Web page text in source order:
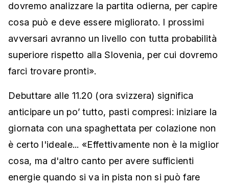
dovremo analizzare la partita odierna, per capire
cosa può e deve essere migliorato. I prossimi
avversari avranno un livello con tutta probabilità
superiore rispetto alla Slovenia, per cui dovremo
farci trovare pronti».
Debuttare alle 11.20 (ora svizzera) significa
anticipare un po’ tutto, pasti compresi: iniziare la
giornata con una spaghettata per colazione non
è certo l'ideale... «Effettivamente non è la miglior
cosa, ma d'altro canto per avere sufficienti
energie quando si va in pista non si può fare